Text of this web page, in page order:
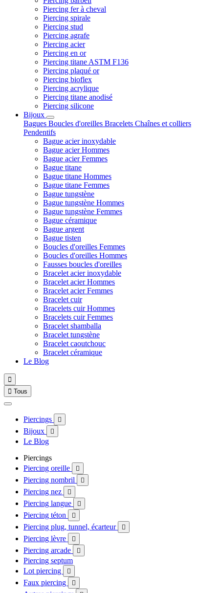
Piercing fer à cheval
Piercing spirale
Piercing stud
Piercing agrafe
Piercing acier
Piercing en or
Piercing titane ASTM F136
Piercing plaqué or
Piercing bioflex
Piercing acrylique
Piercing titane anodisé
Piercing silicone
Bijoux
Bagues Boucles d'oreilles Bracelets Chaînes et colliers
Pendentifs
Bague acier inoxydable
Bague acier Hommes
Bague acier Femmes
Bague titane
Bague titane Hommes
Bague titane Femmes
Bague tungstène
Bague tungstène Hommes
Bague tungstène Femmes
Bague céramique
Bague argent
Bague tisten
Boucles d'oreilles Femmes
Boucles d'oreilles Hommes
Fausses boucles d'oreilles
Bracelet acier inoxydable
Bracelet acier Hommes
Bracelet acier Femmes
Bracelet cuir
Bracelets cuir Hommes
Bracelets cuir Femmes
Bracelet shamballa
Bracelet tungstène
Bracelet caoutchouc
Bracelet céramique
Le Blog

 Tous
Piercings 
Bijoux 
Le Blog
Piercings
Piercing oreille

Piercing nombril 
Piercing nez 
Piercing langue 
Piercing téton 
Piercing plug, tunnel, écarteur 
Piercing lèvre 
Piercing arcade 
Piercing septum
Lot piercing

Faux piercing 